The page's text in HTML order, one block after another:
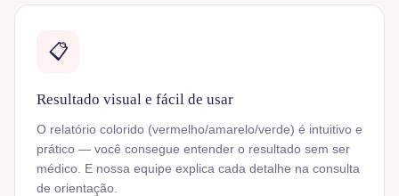
📋
Resultado visual e fácil de usar
O relatório colorido (vermelho/amarelo/verde) é intuitivo e
prático — você consegue entender o resultado sem ser
médico. E nossa equipe explica cada detalhe na consulta
de orientação.